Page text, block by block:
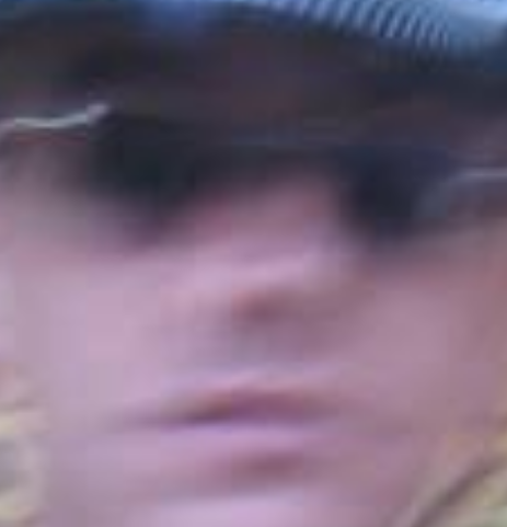
ecm2
mayo 15, 2017